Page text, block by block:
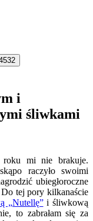
i
śliwkami
mi nie brakuje.
raczyło swoimi
ubiegłoroczne
tej pory kilkanaście
„Nutellę”i śliwkową
to zabrałam się za